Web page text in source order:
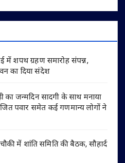
शपथ ग्रहण समारोह संपन्न,
का दिया संदेश
का जन्मदिन सादगी के साथ मनाया
पवार समेत कई गणमान्य लोगों ने
में शांति समिति की बैठक, सौहार्द